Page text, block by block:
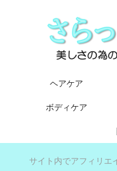
ヘアケア
ボディケア
サイト内でアフィリエ